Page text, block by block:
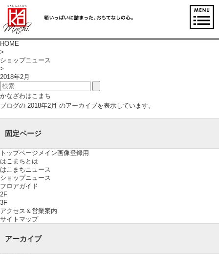
HOME
>
ショップニュース
>
2018年2月
かなざわはこまち
ブログの 2018年2月 のアーカイブを表示しています。
固定ページ
トップページメイン画像登録用
はこまちとは
はこまちニュース
ショップニュース
フロアガイド
2F
3F
アクセス＆営業案内
サイトマップ
アーカイブ